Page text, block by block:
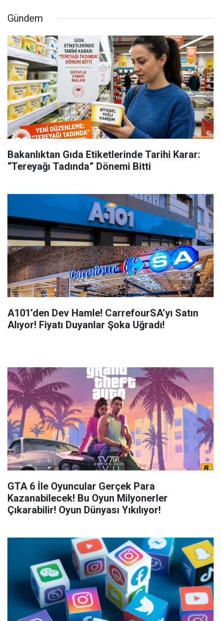
Gündem
Bakanlıktan Gıda Etiketlerinde Tarihi Karar:
“Tereyağı Tadında” Dönemi Bitti
A101’den Dev Hamle! CarrefourSA’yı Satın
Alıyor! Fiyatı Duyanlar Şoka Uğradı!
GTA 6 İle Oyuncular Gerçek Para
Kazanabilecek! Bu Oyun Milyonerler
Çıkarabilir! Oyun Dünyası Yıkılıyor!